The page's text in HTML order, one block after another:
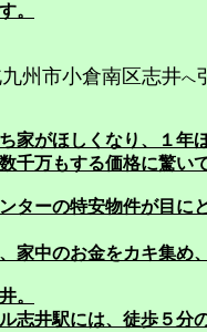
。
州市小倉南区志井へ
家がほしくなり、１年
千万もする価格に驚い
ターの特安物件が目に
家中のお金をカキ集め
。
志井駅には、徒歩５分